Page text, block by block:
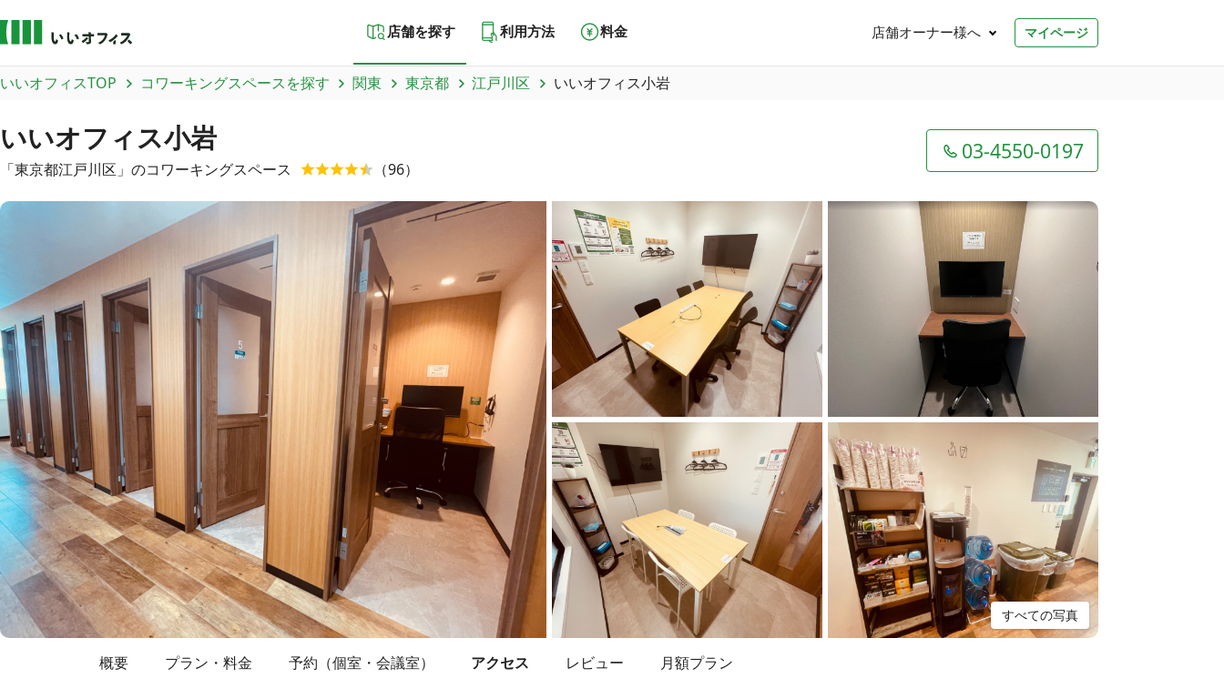
店舗を探す 利用方法 料金 店舗オーナー様へ マイページ
いいオフィスTOP コワーキングスペースを探す 関東 東京都 江戸川区 いいオフィス小岩
いいオフィス小岩
「東京都江戸川区 」のコワーキングスペース （96）
03-4550-0197
すべての写真
概要 プラン・料金 予約（個室・会議室） アクセス レビュー 月額プラン